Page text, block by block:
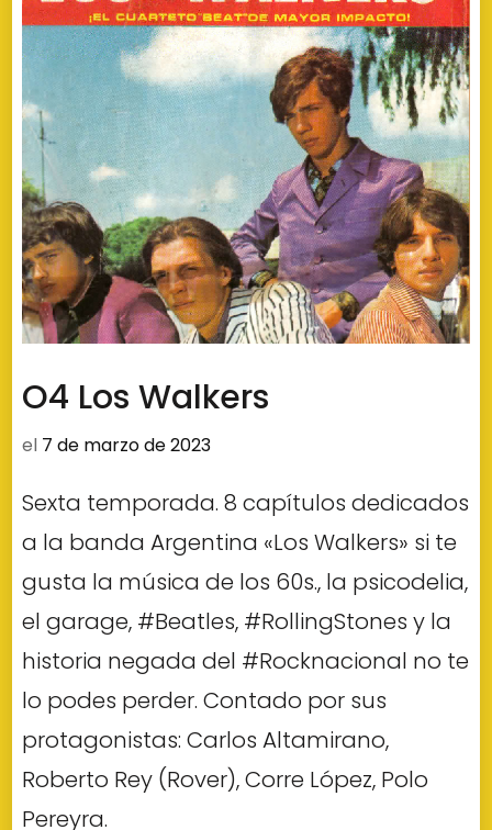
O4 Los Walkers
el 7 de marzo de 2023
Sexta temporada. 8 capítulos dedicados
a la banda Argentina «Los Walkers» si te
gusta la música de los 60s., la psicodelia,
el garage, #Beatles, #RollingStones y la
historia negada del #Rocknacional no te
lo podes perder. Contado por sus
protagonistas: Carlos Altamirano,
Roberto Rey (Rover), Corre López, Polo
Pereyra.